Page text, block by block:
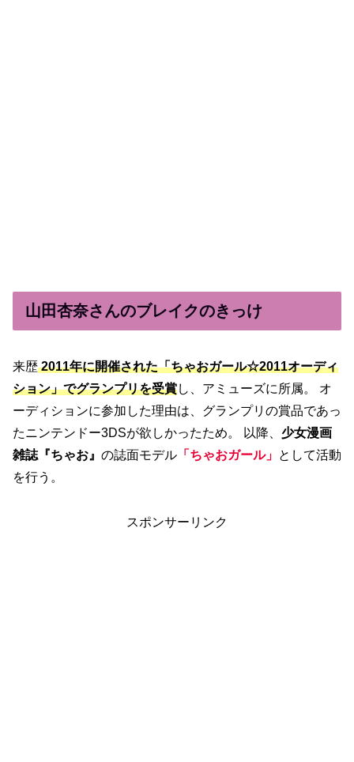
山田杏奈さんのブレイクのきっけ
来歴 2011年に開催された「ちゃおガール☆2011オーディ
ション」でグランプリを受賞し、アミューズに所属。 オ
ーディションに参加した理由は、グランプリの賞品であっ
たニンテンドー3DSが欲しかったため。 以降、 少女漫画
雑誌『ちゃお』 の誌面モデル 「ちゃおガール」 として活動
を行う。
スポンサーリンク